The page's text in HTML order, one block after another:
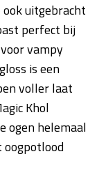
uitgebracht
perfect bij
vampy
is een
voller laat
Khol
ogen helemaal
oogpotlood